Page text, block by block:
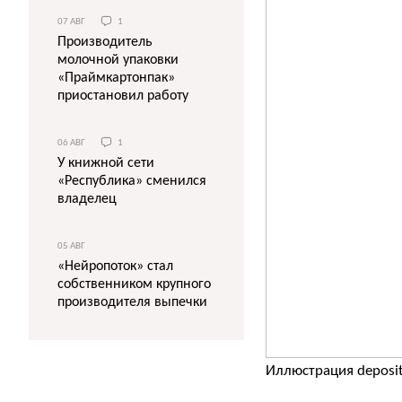
Иллюстрация
07 АВГ 1
Производитель
молочной упаковки
«Праймкартонпак»
приостановил работу
06 АВГ 1
У книжной сети
«Республика» сменился
владелец
05 АВГ
«Нейропоток» стал
собственником крупного
производителя выпечки